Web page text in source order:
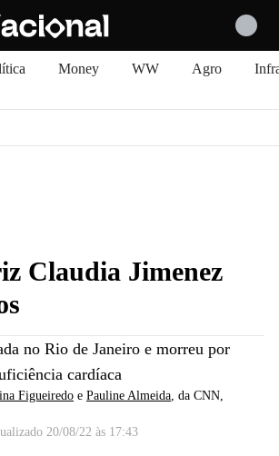
Money WW Agro
Claudia Jimenez
no Rio de Janeiro e morreu por
cardíaca
Figueiredo e Pauline Almeida, da CNN,
20/08/22 às 17:43